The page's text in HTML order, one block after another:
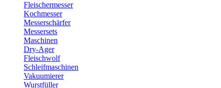
Fleischermesser
Kochmesser
Messerschärfer
Messersets
Maschinen
Dry-Ager
Fleischwolf
Schleifmaschinen
Vakuumierer
Wurstfüller